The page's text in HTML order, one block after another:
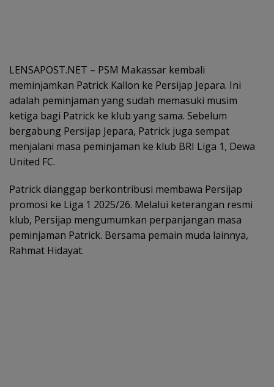
LENSAPOST.NET – PSM Makassar kembali
meminjamkan Patrick Kallon ke Persijap Jepara. Ini
adalah peminjaman yang sudah memasuki musim
ketiga bagi Patrick ke klub yang sama. Sebelum
bergabung Persijap Jepara, Patrick juga sempat
menjalani masa peminjaman ke klub BRI Liga 1, Dewa
United FC.
Patrick dianggap berkontribusi membawa Persijap
promosi ke Liga 1 2025/26. Melalui keterangan resmi
klub, Persijap mengumumkan perpanjangan masa
peminjaman Patrick. Bersama pemain muda lainnya,
Rahmat Hidayat.